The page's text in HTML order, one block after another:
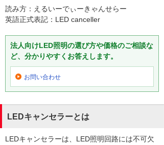
読み方：えるいーでぃーきゃんせらー
英語正式表記：LED canceller
法人向けLED照明の選び方や価格のご相談な
ど、分かりやすくお答えします。
お問い合わせ
LEDキャンセラーとは
LEDキャンセラーは、LED照明回路には不可欠